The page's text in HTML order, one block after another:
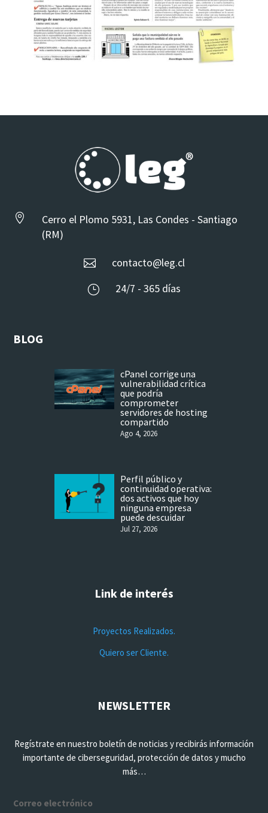

Cerro el Plomo 5931, Las Condes - Santiago
(RM)
 contacto@leg.cl
} 24/7 - 365 días
BLOG
cPanel corrige una
vulnerabilidad crítica
que podría
comprometer
servidores de hosting
compartido
Ago 4, 2026
Perfil público y
continuidad operativa:
dos activos que hoy
ninguna empresa
puede descuidar
Jul 27, 2026
Link de interés
Proyectos Realizados.
Quiero ser Cliente.
NEWSLETTER
Regístrate en nuestro boletín de noticias y recibirás información
importante de ciberseguridad, protección de datos y mucho
más…
Correo electrónico